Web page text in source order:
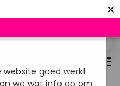
×
goed werkt
we wat info op om